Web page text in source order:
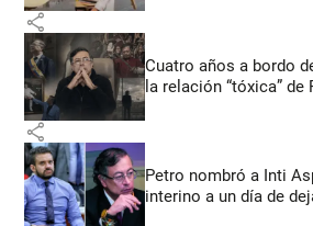
share
Cuatro años a bordo
la relación “tóxica”
share
Petro nombró a Inti
interino a un día de